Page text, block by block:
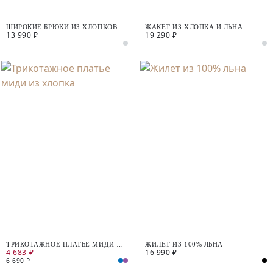
ШИРОКИЕ БРЮКИ ИЗ ХЛОПКОВОЙ
ТКАНИ
13 990 ₽
ЖАКЕТ ИЗ ХЛОПКА И ЛЬНА
19 290 ₽
ТРИКОТАЖНОЕ ПЛАТЬЕ МИДИ ИЗ
ХЛОПКА
4 683 ₽
6 690 ₽
ЖИЛЕТ ИЗ 100% ЛЬНА
16 990 ₽